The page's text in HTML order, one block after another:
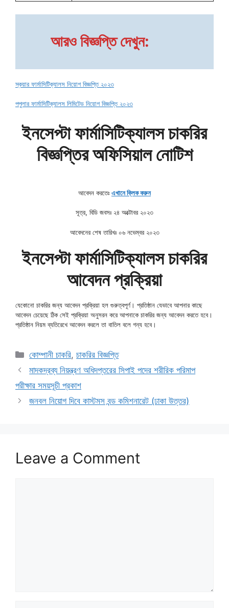
আরও বিজ্ঞপ্তি দেখুন:
স্কয়ার ফার্মাসিটিক্যালস নিয়োগ বিজ্ঞপ্তি ২০২৩
পপুলার ফার্মাসিটিক্যালস লিমিটেড নিয়োগ বিজ্ঞপ্তি ২০২৩
ইনসেপ্টা ফার্মাসিটিক্যালস চাকরির
বিজ্ঞপ্তির অফিসিয়াল নোটিশ
আবেদন করতেঃ এখানে ক্লিক করুন
সূত্র, বিডি জবসঃ ২৪ অক্টোবর ২০২৩
আবেদনের শেষ তারিখঃ ০৬ নভেম্বর ২০২৩
ইনসেপ্টা ফার্মাসিটিক্যালস চাকরির
আবেদন প্রক্রিয়া
যেকোনো চাকরির জন্য আবেদন প্রক্রিয়া হল গুরুত্বপূর্ণ। প্রতিষ্ঠান যেভাবে আপনার কাছে
আবেদন চেয়েছে ঠিক সেই প্রক্রিয়া অনুসরন করে আপনাকে চাকরির জন্য আবেদন করতে হবে।
প্রতিষ্ঠান নিয়ম ব্যতিরেখে আবেদন করলে তা বাতিল বলে গন্য হবে।
Categories
কোম্পানী চাকরি,চাকরির বিজ্ঞপ্তি
মাদকদ্রব্য নিয়ন্ত্রণ অধিদপ্তরের সিপাই পদের শরীরিক পরিমাপ
পরীক্ষার সময়সূচী প্রকাশ
জনবল নিয়োগ দিবে কাস্টমস বন্ড কমিশনারেট (ঢাকা উত্তর)
Leave a Comment